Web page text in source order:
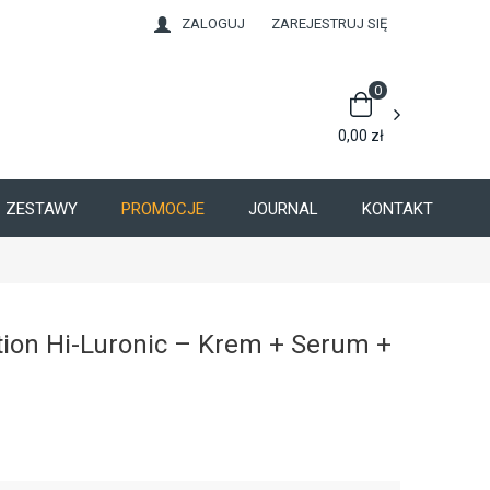
ZALOGUJ ZAREJESTRUJ SIĘ
0
0,00 zł
ZESTAWY PROMOCJE JOURNAL KONTAKT
Hi-Luronic – Krem + Serum +